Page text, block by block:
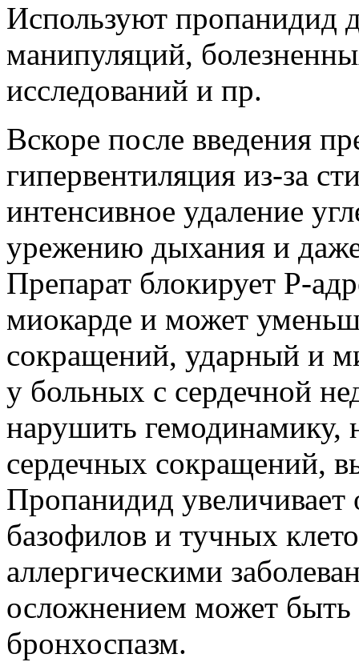
Используют пропанидид
манипуляций,
исследований и пр.
Вскоре после введения
гипервентиляция из-за
интенсивное удаление
урежению дыхания и
Препарат блокирует Р-
миокарде и может
сокращений, ударный и
у больных с сердечной
нарушить гемодинамику,
сердечных сокращений,
Пропанидид увеличивает
базофилов и тучных
аллергическими
осложнением может
бронхоспазм.